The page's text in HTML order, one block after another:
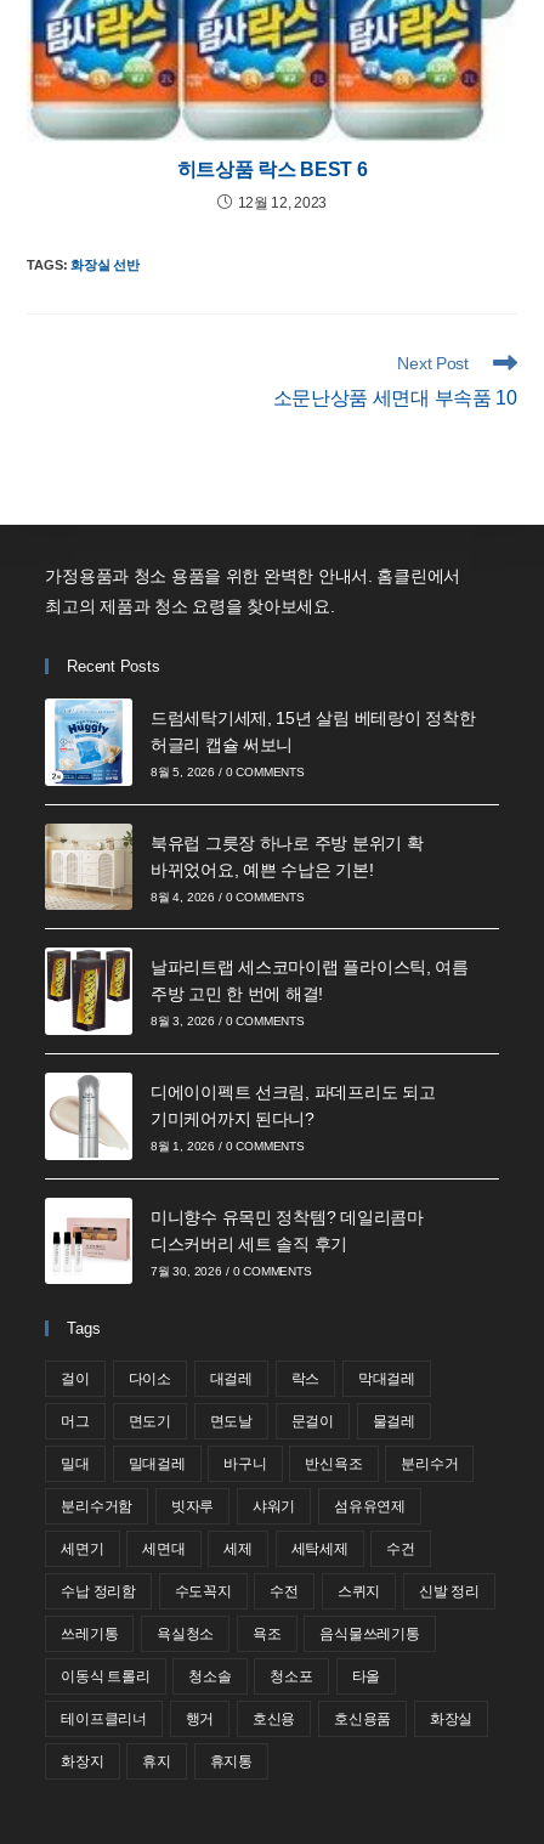
히트상품 락스 BEST 6
12월 12, 2023
TAGS:화장실 선반
Next Post
소문난상품 세면대 부속품 10
가정용품과 청소 용품을 위한 완벽한 안내서. 홈클린에서
최고의 제품과 청소 요령을 찾아보세요.
Recent Posts
드럼세탁기세제, 15년 살림 베테랑이 정착한
허글리 캡슐 써보니
8월 5, 2026 / 0 COMMENTS
북유럽 그릇장 하나로 주방 분위기 확
바뀌었어요, 예쁜 수납은 기본!
8월 4, 2026 / 0 COMMENTS
날파리트랩 세스코마이랩 플라이스틱, 여름
주방 고민 한 번에 해결!
8월 3, 2026 / 0 COMMENTS
디에이이펙트 선크림, 파데프리도 되고
기미케어까지 된다니?
8월 1, 2026 / 0 COMMENTS
미니향수 유목민 정착템? 데일리콤마
디스커버리 세트 솔직 후기
7월 30, 2026 / 0 COMMENTS
Tags
걸이 다이소 대걸레 락스 막대걸레
머그 면도기 면도날 문걸이 물걸레
밀대 밀대걸레 바구니 반신욕조 분리수거
분리수거함 빗자루 샤워기 섬유유연제
세면기 세면대 세제 세탁세제 수건
수납 정리함 수도꼭지 수전 스퀴지 신발 정리
쓰레기통 욕실청소 욕조 음식물쓰레기통
이동식 트롤리 청소솔 청소포 타올
테이프클리너 행거 호신용 호신용품 화장실
화장지 휴지 휴지통